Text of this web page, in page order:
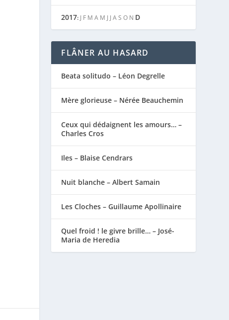
2017: J F M A M J J AS O N D
FLÂNER AU HASARD
Beata solitudo – Léon Degrelle
Mère glorieuse – Nérée Beauchemin
Ceux qui dédaignent les amours… –
Charles Cros
Iles – Blaise Cendrars
Nuit blanche – Albert Samain
Les Cloches – Guillaume Apollinaire
Quel froid ! le givre brille… – José-
Maria de Heredia